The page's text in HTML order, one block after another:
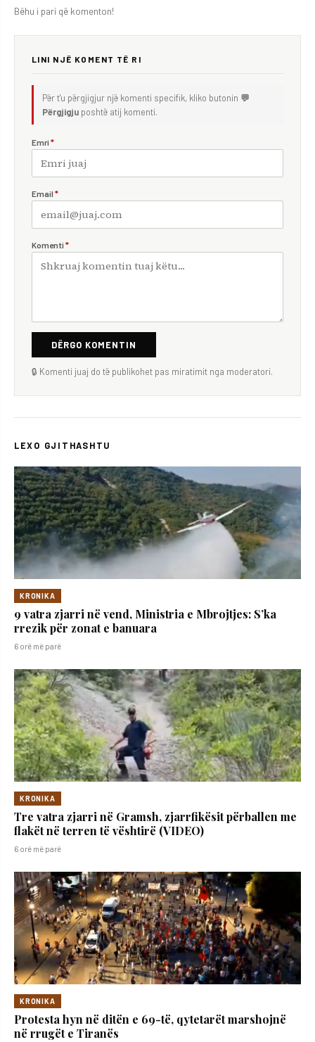
Bëhu i pari që komenton!
LINI NJË KOMENT TË RI
Për t'u përgjigjur një komenti specifik, kliko butonin 💬
Përgjigju poshtë atij komenti.
Emri *
Email *
Komenti *
DËRGO KOMENTIN
🔒 Komenti juaj do të publikohet pas miratimit nga moderatori.
LEXO GJITHASHTU
KRONIKA
9 vatra zjarri në vend, Ministria e Mbrojtjes: S’ka
rrezik për zonat e banuara
6 orë më parë
KRONIKA
Tre vatra zjarri në Gramsh, zjarrfikësit përballen me
flakët në terren të vështirë (VIDEO)
6 orë më parë
KRONIKA
Protesta hyn në ditën e 69-të, qytetarët marshojnë
në rrugët e Tiranës